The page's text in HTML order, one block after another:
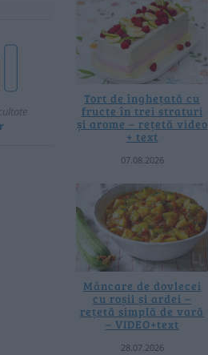
Tort de înghețată cu
fructe în trei straturi
și arome – rețetă video
+ text
07.08.2026
Mâncare de dovlecei
cu roșii și ardei –
rețetă simplă de vară
– VIDEO+text
28.07.2026